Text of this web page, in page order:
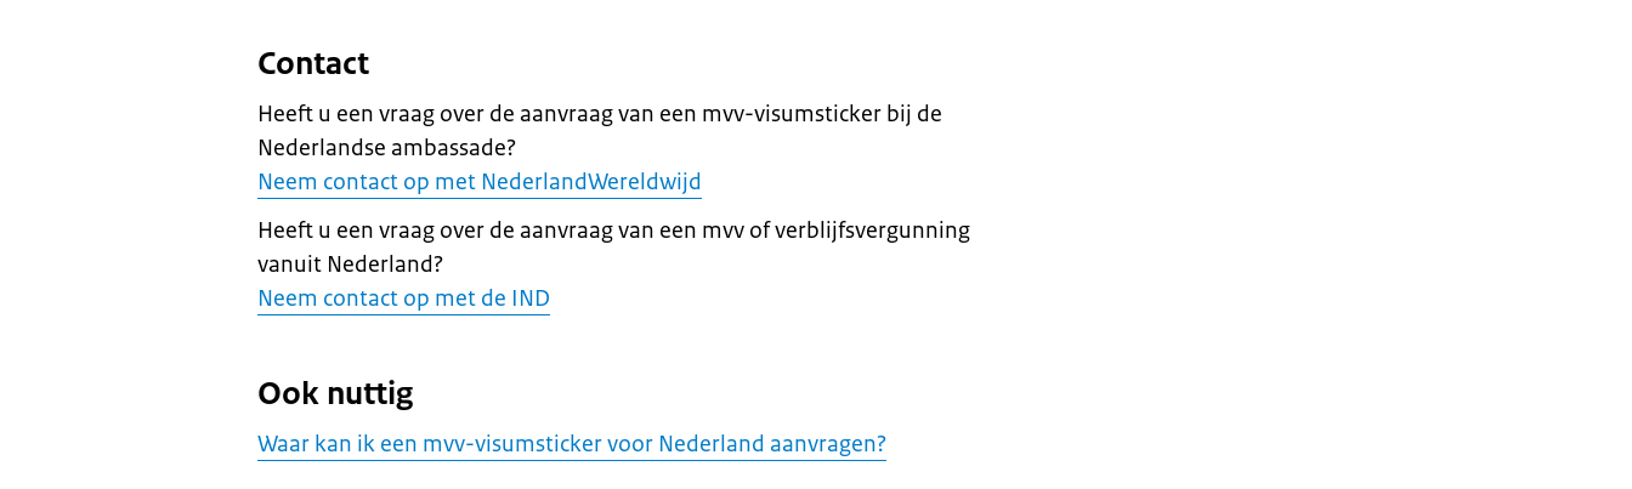
Contact
Heeft u een vraag over de aanvraag van een mvv-visumsticker bij de
Nederlandse ambassade?
Neem contact op met NederlandWereldwijd
Heeft u een vraag over de aanvraag van een mvv of verblijfsvergunning
vanuit Nederland?
Neem contact op met de IND
Ook nuttig
Waar kan ik een mvv-visumsticker voor Nederland aanvragen?